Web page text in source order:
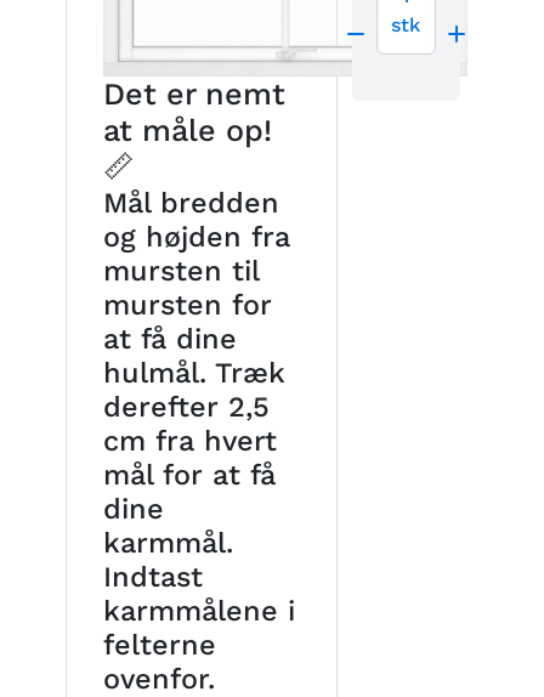
Det er nemt
at måle op!
📏
Mål bredden
og højden fra
mursten til
mursten for
at få dine
hulmål. Træk
derefter 2,5
cm fra hvert
mål for at få
dine
karmmål.
Indtast
karmmålene i
felterne
ovenfor.
stk